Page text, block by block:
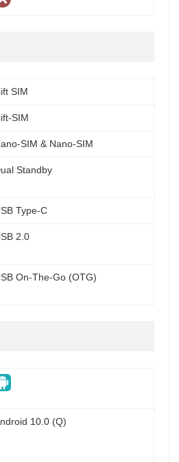
SIM
SIM
SIM & Nano-SIM
Standby
Type-C
2.0
On-The-Go (OTG)
10.0 (Q)